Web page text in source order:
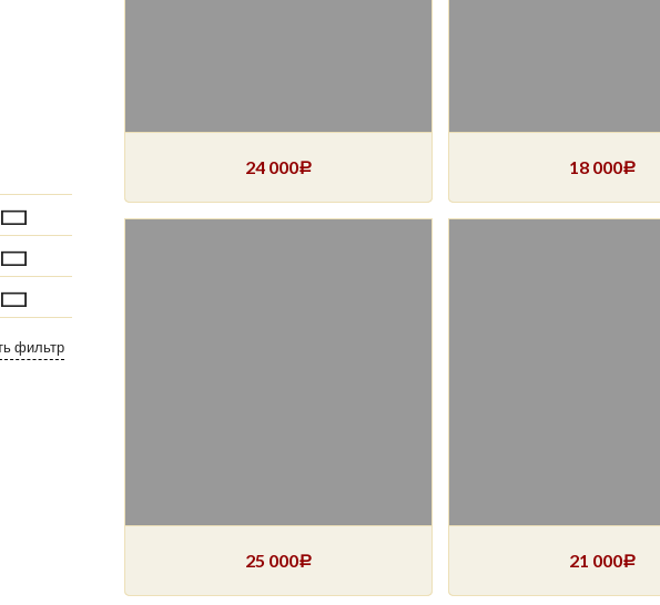
24 000Р 18 000Р
25 000Р 21 000Р